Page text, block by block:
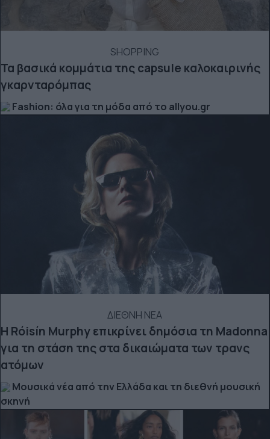
SHOPPING
Τα βασικά κομμάτια της capsule καλοκαιρινής
γκαρνταρόμπας
Fashion: όλα για τη μόδα από το allyou.gr
ΔΙΕΘΝΗ ΝΕΑ
Η Róisín Murphy επικρίνει δημόσια τη Madonna
για τη στάση της στα δικαιώματα των τρανς
ατόμων
Μουσικά νέα από την Ελλάδα και τη διεθνή μουσική
σκηνή